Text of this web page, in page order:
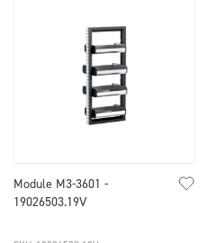
Module M3-3601 -
19026503.19V